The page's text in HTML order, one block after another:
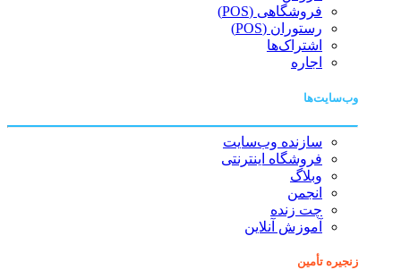
فروشگاهی (POS)
رستوران (POS)
اشتراک‌ها
اجاره
وب‌سایت‌ها
سازنده وب‌سایت
فروشگاه اینترنتی
وبلاگ
انجمن
چت زنده
آموزش آنلاین
زنجیره تأمین